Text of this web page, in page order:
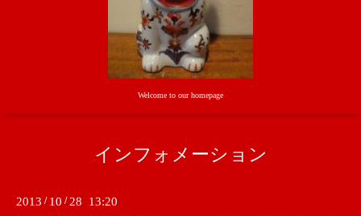
Welcome to our homepage
インフォメーション
2013 / 10 / 28 13:20